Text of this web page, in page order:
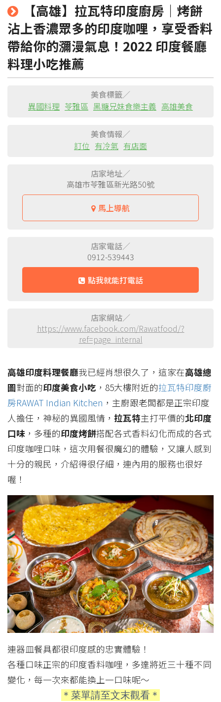
【高雄】拉瓦特印度廚房｜烤餅
沾上香濃眾多的印度咖哩，享受香料
帶給你的瀰漫氣息！2022 印度餐廳
料理小吃推薦
美食標籤／
異國料理 苓雅區 黑糖兄妹食樂主義 高雄美食
美食情報／
訂位 有冷氣 有店面
店家地址／
高雄市苓雅區新光路50號
馬上導航
店家電話／
0912-539443
點我就能打電話
店家網站／
https://www.facebook.com/Rawatfood/?
ref=page_internal
高雄印度料理餐廳我已經肖想很久了，這家在高雄總
圖對面的印度美食小吃 ，85大樓附近的拉瓦特印度廚
房RAWAT Indian Kitchen ，主廚跟老闆都是正宗印度
人擔任，神秘的異國風情， 拉瓦特主打平價的北印度
口味 ，多種的印度烤餅搭配各式香料幻化而成的各式
印度咖哩口味，這次用餐很魔幻的體驗，又讓人感到
十分的親民，介紹得很仔細，連內用的服務也很好
喔！
連器皿餐具都很印度感的忠實體驗！
各種口味正宗的印度香料咖哩，多達將近三十種不同
變化，每一次來都能換上一口味呢～
＊菜單請至文末觀看＊